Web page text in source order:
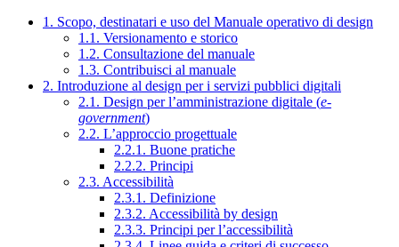
1. Scopo, destinatari e uso del Manuale operativo di design
1.1. Versionamento e storico
1.2. Consultazione del manuale
1.3. Contribuisci al manuale
2. Introduzione al design per i servizi pubblici digitali
2.1. Design per l’amministrazione digitale (e-
government)
2.2. L’approccio progettuale
2.2.1. Buone pratiche
2.2.2. Principi
2.3. Accessibilità
2.3.1. Definizione
2.3.2. Accessibilità by design
2.3.3. Principi per l’accessibilità